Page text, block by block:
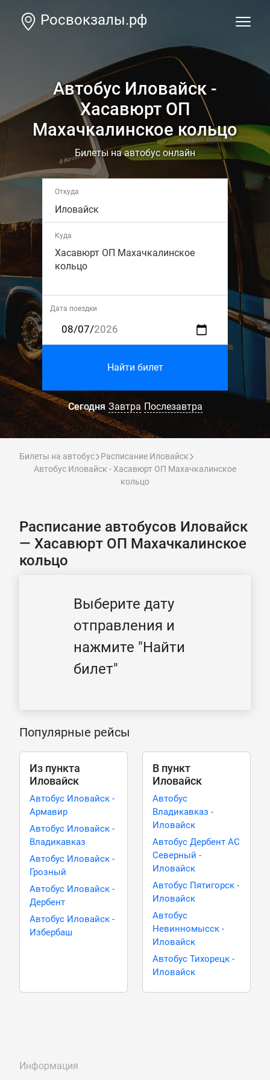
Росвокзалы.рф
Автобус Иловайск -
Хасавюрт ОП
Махачкалинское кольцо
Билеты на автобус онлайн
Откуда
Иловайск
Куда
Хасавюрт ОП Махачкалинское
кольцо
Дата поездки
Найти билет
Сегодня Завтра Послезавтра
Билеты на автобус
Расписание Иловайск
Автобус Иловайск - Хасавюрт ОП Махачкалинское
кольцо
Расписание автобусов Иловайск
— Хасавюрт ОП Махачкалинское
кольцо
Выберите дату
отправления и
нажмите "Найти
билет"
Популярные рейсы
Из пункта
Иловайск
Автобус Иловайск -
Армавир
Автобус Иловайск -
Владикавказ
Автобус Иловайск -
Грозный
Автобус Иловайск -
Дербент
Автобус Иловайск -
Избербаш
В пункт
Иловайск
Автобус
Владикавказ -
Иловайск
Автобус Дербент АС
Северный -
Иловайск
Автобус Пятигорск -
Иловайск
Автобус
Невинномысск -
Иловайск
Автобус Тихорецк -
Иловайск
Информация